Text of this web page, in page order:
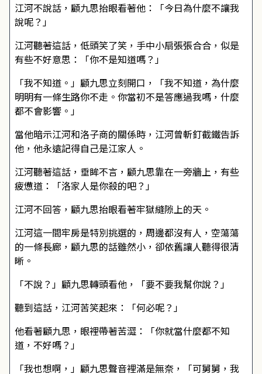
江河不說話，顧九思抬眼看著他：「今日為什麼不讓我
說呢？」
江河聽著這話，低頭笑了笑，手中小扇張張合合，似是
有些不好意思：「你不是知道嗎？」
「我不知道。」顧九思立刻開口，「我不知道，為什麼
明明有一條生路你不走。你當初不是答應過我嗎，什麼
都不會影響。」
當他暗示江河和洛子商的關係時，江河曾斬釘截鐵告訴
他，他永遠記得自己是江家人。
江河聽著這話，垂眸不言，顧九思靠在一旁牆上，有些
疲憊道：「洛家人是你殺的吧？」
江河不回答，顧九思抬眼看著牢獄縫隙上的天。
江河這一間牢房是特別挑選的，周邊都沒有人，空蕩蕩
的一條長廊，顧九思的話雖然小，卻依舊讓人聽得很清
晰。
「不說？」顧九思轉頭看他，「要不要我幫你說？」
聽到這話，江河苦笑起來：「何必呢？」
他看著顧九思，眼裡帶著苦澀：「你就當什麼都不知
道，不好嗎？」
「我也想啊，」顧九思聲音裡滿是無奈，「可舅舅，我